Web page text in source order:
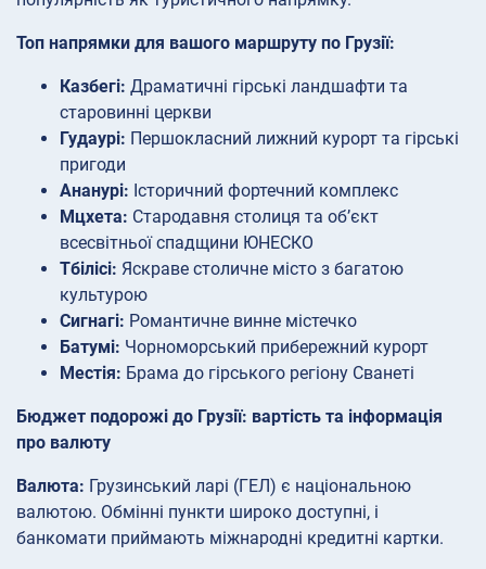
Топ напрямки для вашого маршруту по Грузії:
Казбегі: Драматичні гірські ландшафти та
старовинні церкви
Гудаурі: Першокласний лижний курорт та гірські
пригоди
Ананурі: Історичний фортечний комплекс
Мцхета: Стародавня столиця та об’єкт
всесвітньої спадщини ЮНЕСКО
Тбілісі: Яскраве столичне місто з багатою
культурою
Сигнагі: Романтичне винне містечко
Батумі: Чорноморський прибережний курорт
Местія: Брама до гірського регіону Сванеті
Бюджет подорожі до Грузії: вартість та інформація
про валюту
Валюта: Грузинський ларі (ГЕЛ) є національною
валютою. Обмінні пункти широко доступні, і
банкомати приймають міжнародні кредитні картки.